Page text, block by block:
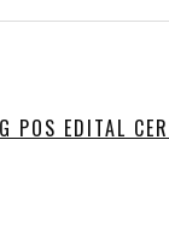
POS EDITAL